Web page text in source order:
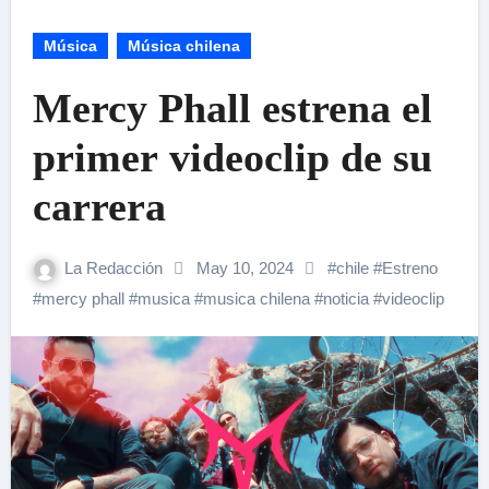
Música Música chilena
Mercy Phall estrena el
primer videoclip de su
carrera
La Redacción May 10, 2024 #chile#Estreno
#mercy phall#musica#musica chilena#noticia#videoclip